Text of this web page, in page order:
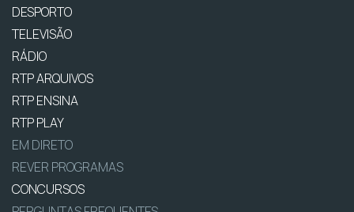
DESPORTO
TELEVISÃO
RÁDIO
RTP ARQUIVOS
RTP ENSINA
RTP PLAY
EM DIRETO
REVER PROGRAMAS
CONCURSOS